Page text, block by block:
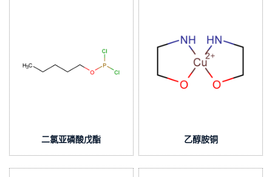
二氯亚磷酸戊酯 乙醇胺铜